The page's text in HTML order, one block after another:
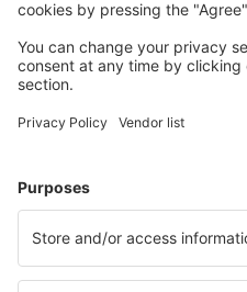
Vyberte si z více než 1.3
Nejvyhledávanější
Hotely v Miláně Hotely v